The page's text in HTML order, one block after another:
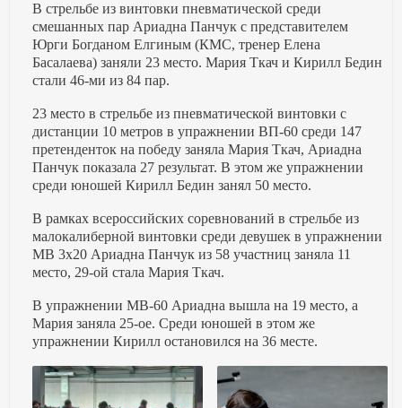
В стрельбе из винтовки пневматической среди
смешанных пар Ариадна Панчук с представителем
Юрги Богданом Елгиным (КМС, тренер Елена
Басалаева) заняли 23 место. Мария Ткач и Кирилл Бедин
стали 46-ми из 84 пар.
23 место в стрельбе из пневматической винтовки с
дистанции 10 метров в упражнении ВП-60 среди 147
претенденток на победу заняла Мария Ткач, Ариадна
Панчук показала 27 результат. В этом же упражнении
среди юношей Кирилл Бедин занял 50 место.
В рамках всероссийских соревнований в стрельбе из
малокалиберной винтовки среди девушек в упражнении
МВ 3х20 Ариадна Панчук из 58 участниц заняла 11
место, 29-ой стала Мария Ткач.
В упражнении МВ-60 Ариадна вышла на 19 место, а
Мария заняла 25-ое. Среди юношей в этом же
упражнении Кирилл остановился на 36 месте.